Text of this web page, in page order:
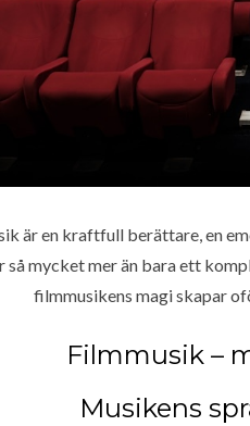
är en kraftfull berättare, en
så mycket mer än bara ett
filmmusikens magi skapar
Filmmusik –
Musikens